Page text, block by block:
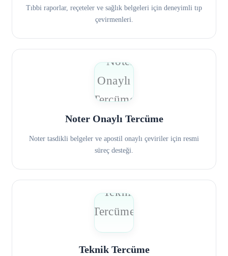
Tıbbi raporlar, reçeteler ve sağlık belgeleri için deneyimli tıp
çevirmenleri.
Noter Onaylı Tercüme
Noter tasdikli belgeler ve apostil onaylı çeviriler için resmi
süreç desteği.
Teknik Tercüme